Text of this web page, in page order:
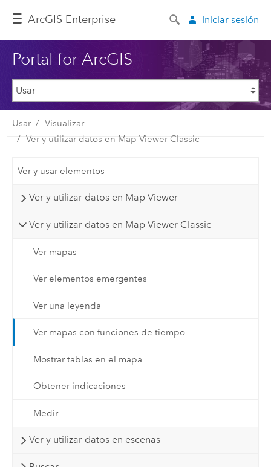
ArcGIS Enterprise Iniciar sesión
Portal for ArcGIS
Usar
Visualizar
Ver y utilizar datos en Map Viewer Classic
Ver y usar elementos
Ver y utilizar datos en Map Viewer
Ver y utilizar datos en Map Viewer Classic
Ver mapas
Ver elementos emergentes
Ver una leyenda
Ver mapas con funciones de tiempo
Mostrar tablas en el mapa
Obtener indicaciones
Medir
Ver y utilizar datos en escenas